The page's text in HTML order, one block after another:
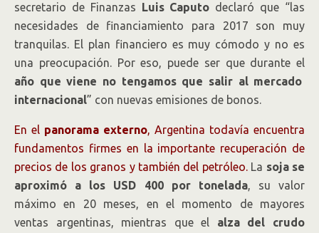
secretario de Finanzas Luis Caputo declaró que “las
necesidades de financiamiento para 2017 son muy
tranquilas. El plan financiero es muy cómodo y no es
una preocupación. Por eso, puede ser que durante el
año que viene no tengamos que salir al mercado
internacional” con nuevas emisiones de bonos.
En el panorama externo, Argentina todavía encuentra
fundamentos firmes en la importante recuperación de
precios de los granos y también del petróleo.La soja se
aproximó a los USD 400 por tonelada, su valor
máximo en 20 meses, en el momento de mayores
ventas argentinas, mientras que el alza del crudo